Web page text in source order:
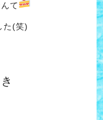
て
た(笑)